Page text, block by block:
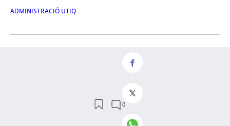
ADMINISTRACIÓ UTIQ